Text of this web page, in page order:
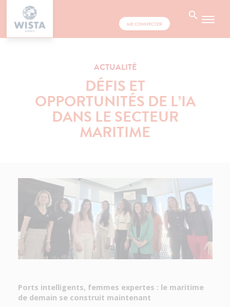
ME CONNECTER
ACTUALITÉ
DÉFIS ET
OPPORTUNITÉS DE L’IA
DANS LE SECTEUR
MARITIME
Ports intelligents, femmes expertes : le maritime
de demain se construit maintenant